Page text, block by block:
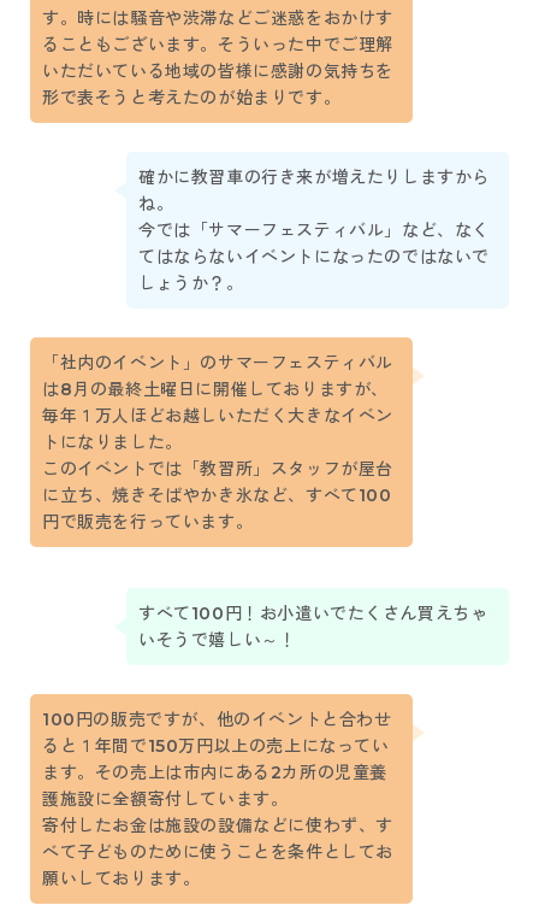
す。時には騒音や渋滞などご迷惑をおかけす
ることもございます。そういった中でご理解
いただいている地域の皆様に感謝の気持ちを
形で表そうと考えたのが始まりです。
確かに教習車の行き来が増えたりしますから
ね。
今では「サマーフェスティバル」など、なく
てはならないイベントになったのではないで
しょうか？。
「社内のイベント」のサマーフェスティバル
は8月の最終土曜日に開催しておりますが、
毎年１万人ほどお越しいただく大きなイベン
トになりました。
このイベントでは「教習所」スタッフが屋台
に立ち、焼きそばやかき氷など、すべて100
円で販売を行っています。
すべて100円！お小遣いでたくさん買えちゃ
いそうで嬉しい～！
100円の販売ですが、他のイベントと合わせ
ると１年間で150万円以上の売上になってい
ます。その売上は市内にある2カ所の児童養
護施設に全額寄付しています。
寄付したお金は施設の設備などに使わず、す
べて子どものために使うことを条件としてお
願いしております。